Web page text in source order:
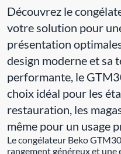
Découvrez le
votre solution pour
présentation
design moderne et sa
performante, le
choix idéal pour les
restauration, les
même pour un usage
Le congélateur Beko
rangement généreux et une